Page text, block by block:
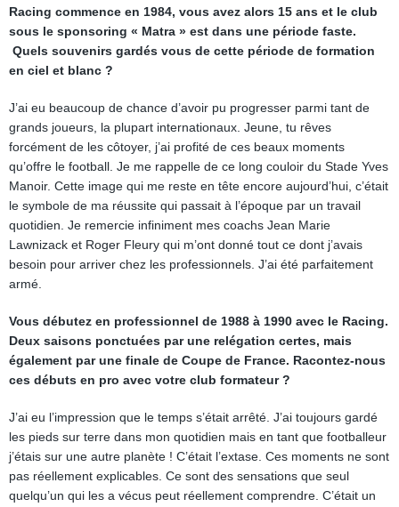
Racing commence en 1984, vous avez alors 15 ans et le club
sous le sponsoring « Matra » est dans une période faste.
Quels souvenirs gardés vous de cette période de formation
en ciel et blanc ?
J’ai eu beaucoup de chance d’avoir pu progresser parmi tant de
grands joueurs, la plupart internationaux. Jeune, tu rêves
forcément de les côtoyer, j’ai profité de ces beaux moments
qu’offre le football. Je me rappelle de ce long couloir du Stade Yves
Manoir. Cette image qui me reste en tête encore aujourd’hui, c’était
le symbole de ma réussite qui passait à l’époque par un travail
quotidien. Je remercie infiniment mes coachs Jean Marie
Lawnizack et Roger Fleury qui m’ont donné tout ce dont j’avais
besoin pour arriver chez les professionnels. J’ai été parfaitement
armé.
Vous débutez en professionnel de 1988 à 1990 avec le Racing.
Deux saisons ponctuées par une relégation certes, mais
également par une finale de Coupe de France. Racontez-nous
ces débuts en pro avec votre club formateur ?
J’ai eu l’impression que le temps s’était arrêté. J’ai toujours gardé
les pieds sur terre dans mon quotidien mais en tant que footballeur
j’étais sur une autre planète ! C’était l’extase. Ces moments ne sont
pas réellement explicables. Ce sont des sensations que seul
quelqu’un qui les a vécus peut réellement comprendre. C’était un